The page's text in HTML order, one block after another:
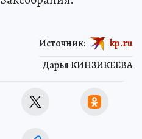
Дарья КИНЗИКЕЕВА
Источник: kp.ru